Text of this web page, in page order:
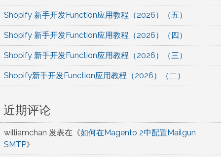
Shopify 新手开发Function应用教程（2026）（五）
Shopify 新手开发Function应用教程（2026）（四）
Shopify 新手开发Function应用教程（2026）（三）
Shopify新手开发Function应用教程（2026）（二）
近期评论
williamchan 发表在《如何在Magento 2中配置Mailgun
SMTP》